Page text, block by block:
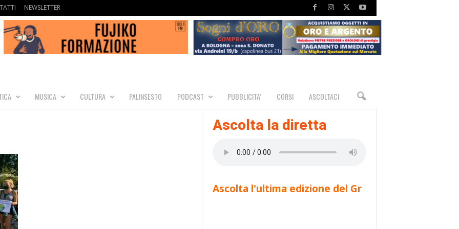
NEWSLETTER
MUSICA CULTURA PALINSESTO PODCAST PUBBLICITA’ CORSI ASCOLTACI
Ascolta la diretta
Ascolta l'ultima edizione del Gr